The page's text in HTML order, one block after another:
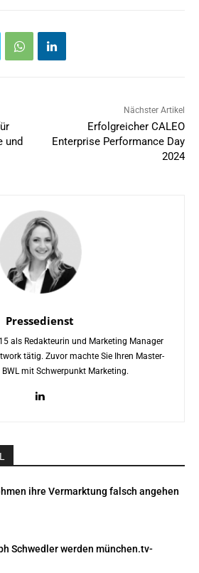
und
Nächster Artikel
Erfolgreicher CALEO
Enterprise Performance Day
2024
Pressedienst
als Redakteurin und Marketing Manager
tätig. Zuvor machte Sie Ihren Master-
mit Schwerpunkt Marketing.
ihre Vermarktung falsch angehen
Schwedler werden münchen.tv-